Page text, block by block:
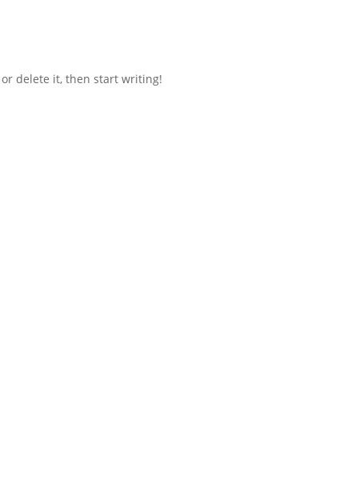
delete it, then start writing!